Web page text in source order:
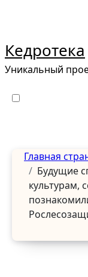
Кедротека
Уникальный
Главная
Будущие
культурам,